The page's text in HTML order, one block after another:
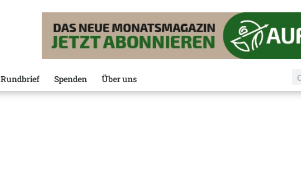
Rundbrief Spenden Über uns